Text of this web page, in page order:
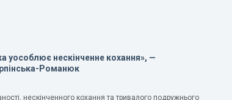
уособлює нескінченне кохання», —
Романюк
нескінченного кохання та тривалого подружнього